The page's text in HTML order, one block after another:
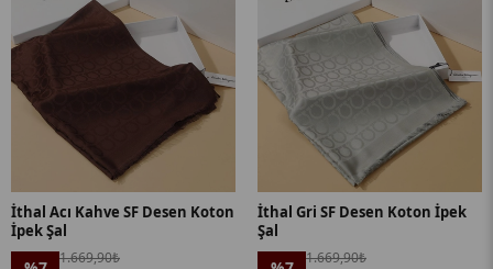
İthal Acı Kahve SF Desen Koton
İpek Şal
1.669,90₺
İthal Gri SF Desen Koton İpek
Şal
1.669,90₺